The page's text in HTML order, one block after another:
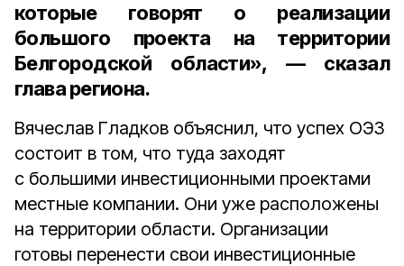
которые говорят о реализации
большого проекта на территории
Белгородской области», — сказал
глава региона.
Вячеслав Гладков объяснил, что успех ОЭЗ
состоит в том, что туда заходят
с большими инвестиционными проектами
местные компании. Они уже расположены
на территории области. Организации
готовы перенести свои инвестиционные